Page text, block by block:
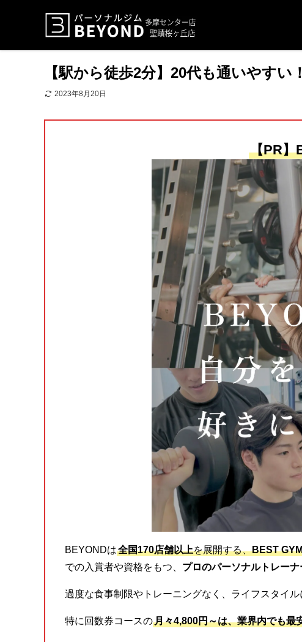
【駅から徒歩2分】20代も通いやすい！
2023年8月20日
【PR】
BEYONDは全国170店舗以上を展開する、BEST
での入賞者や資格をもつ、 プロのパーソナルトレーナ
過度な食事制限やトレーニングなく、ライフスタイル
特に回数券コースの月々4,800円～は、業界内でも最